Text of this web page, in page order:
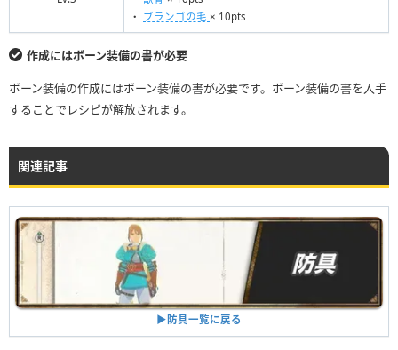
・ ブランゴの毛 × 10pts
作成にはボーン装備の書が必要
ボーン装備の作成にはボーン装備の書が必要です。ボーン装備の書を入手
することでレシピが解放されます。
関連記事
▶︎防具一覧に戻る